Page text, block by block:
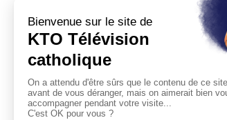
la télévision a été
encore plus forte
dans de nombreux
maintient depuis la
en direct de la
Garde, à Marseille,
Le lundi à 7h25, la
Du mardi au samedi